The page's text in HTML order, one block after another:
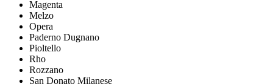
Magenta
Melzo
Opera
Paderno Dugnano
Pioltello
Rho
Rozzano
San Donato Milanese